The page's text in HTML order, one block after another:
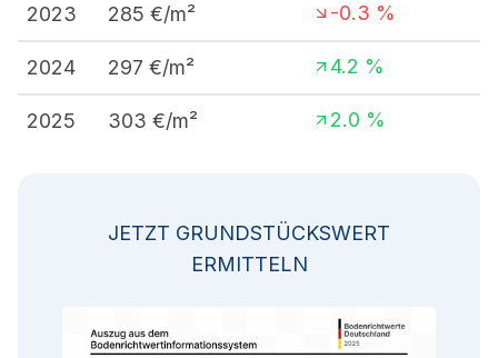
2023 285 €/m² -0.3 %
2024 297 €/m² 4.2 %
2025 303 €/m² 2.0 %
JETZT GRUNDSTÜCKSWERT
ERMITTELN